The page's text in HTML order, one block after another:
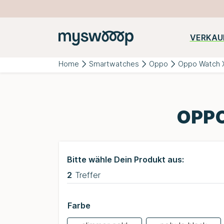
Beliebte
Kategorien:
iPhone Huawei
Home Smartwatches Oppo Oppo Watch
Bitte wähle Dein Produkt aus:
2 Treffer
Farbe